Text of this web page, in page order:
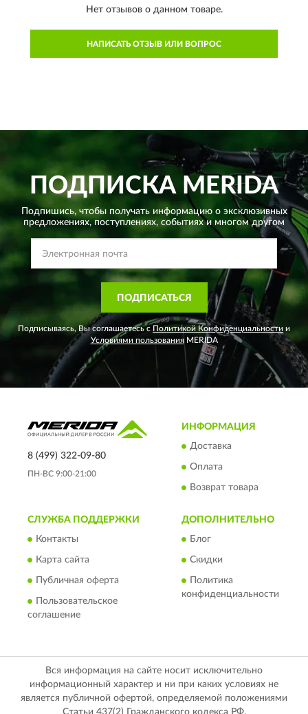
Нет отзывов о данном товаре.
НАПИСАТЬ ОТЗЫВ ИЛИ ВОПРОС
ПОДПИСКА MERIDA
Подпишись, чтобы получать информацию о эксклюзивных
предложениях,поступлениях, событиях и многом другом
ПОДПИСАТЬСЯ
Подписываясь, Вы соглашаетесь с Политикой Конфиденциальности и
Условиями пользованияMERIDA
8 (499) 322-09-80
ПН-ВС 9:00-21:00
ИНФОРМАЦИЯ
Доставка
Оплата
Возврат товара
СЛУЖБА ПОДДЕРЖКИ
Контакты
Карта сайта
Публичная оферта
Пользовательское
соглашение
ДОПОЛНИТЕЛЬНО
Блог
Скидки
Политика
конфиденциальности
Вся информация на сайте носит исключительно
информационный характер и ни при каких условиях не
является публичной офертой, определяемой положениями
Статьи 437(2) Гражданского кодекса РФ.